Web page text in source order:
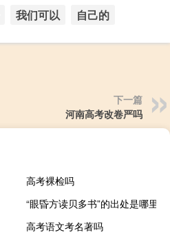
我们可以 自己的
下一篇
河南高考改卷严吗
高考裸检吗
“眼昏方读贝多书”的出处是哪里
高考语文考名著吗